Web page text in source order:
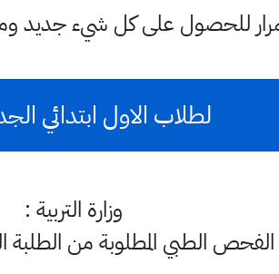
للحصول على كل شيء جديد
لطلاب الاول ابتدائي الجدد
وزارة التربية :
الطبي المطلوبة من الطلبة